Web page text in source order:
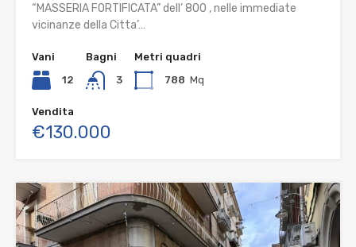
“MASSERIA FORTIFICATA” dell’ 800 , nelle immediate
vicinanze della Citta’…
Vani
12
Bagni
3
Metri quadri
788 Mq
Vendita
€130.000